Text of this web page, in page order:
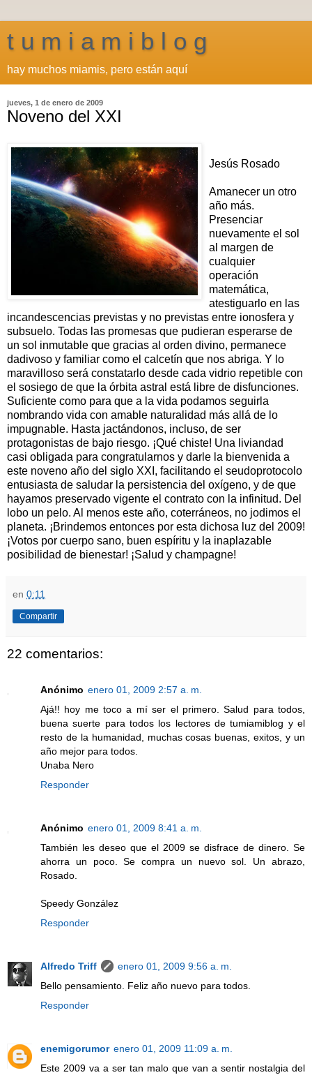
t u m i a m i b l o g
hay muchos miamis, pero están aquí
jueves, 1 de enero de 2009
Noveno del XXI
Jesús Rosado
Amanecer un otro
año más.
Presenciar
nuevamente el sol
al margen de
cualquier
operación
matemática,
atestiguarlo en las
incandescencias previstas y no previstas entre ionosfera y
subsuelo. Todas las promesas que pudieran esperarse de
un sol inmutable que gracias al orden divino, permanece
dadivoso y familiar como el calcetín que nos abriga. Y lo
maravilloso será constatarlo desde cada vidrio repetible con
el sosiego de que la órbita astral está libre de disfunciones.
Suficiente como para que a la vida podamos seguirla
nombrando vida con amable naturalidad más allá de lo
impugnable. Hasta jactándonos, incluso, de ser
protagonistas de bajo riesgo. ¡Qué chiste! Una liviandad
casi obligada para congratularnos y darle la bienvenida a
este noveno año del siglo XXI, facilitando el seudoprotocolo
entusiasta de saludar la persistencia del oxígeno, y de que
hayamos preservado vigente el contrato con la infinitud. Del
lobo un pelo. Al menos este año, coterráneos, no jodimos el
planeta. ¡Brindemos entonces por esta dichosa luz del 2009!
¡Votos por cuerpo sano, buen espíritu y la inaplazable
posibilidad de bienestar! ¡Salud y champagne!
en 0:11
Compartir
22 comentarios:
Anónimo enero 01, 2009 2:57 a. m.
Ajá!! hoy me toco a mí ser el primero. Salud para todos,
buena suerte para todos los lectores de tumiamiblog y el
resto de la humanidad, muchas cosas buenas, exitos, y un
año mejor para todos.
Unaba Nero
Responder
Anónimo enero 01, 2009 8:41 a. m.
También les deseo que el 2009 se disfrace de dinero. Se
ahorra un poco. Se compra un nuevo sol. Un abrazo,
Rosado.
Speedy González
Responder
Alfredo Triff
enero 01, 2009 9:56 a. m.
Bello pensamiento. Feliz año nuevo para todos.
Responder
enemigorumor enero 01, 2009 11:09 a. m.
Este 2009 va a ser tan malo que van a sentir nostalgia del